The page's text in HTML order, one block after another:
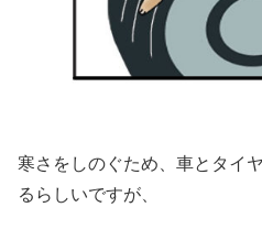
寒さをしのぐため、車とタイ
るらしいですが、